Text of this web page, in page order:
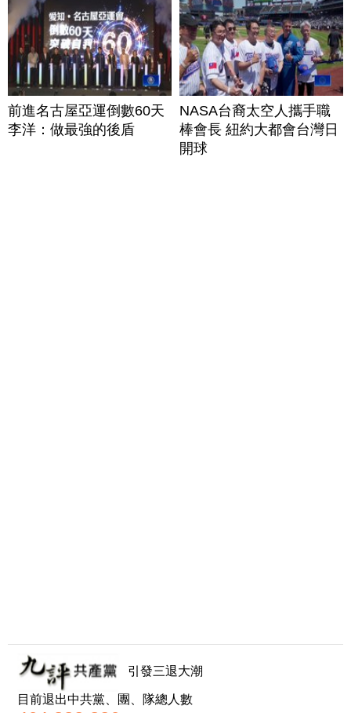
前進名古屋亞運倒數60天
李洋：做最強的後盾
NASA台裔太空人攜手職
棒會長 紐約大都會台灣日
開球
引發三退大潮
目前退出中共黨、團、隊總人數